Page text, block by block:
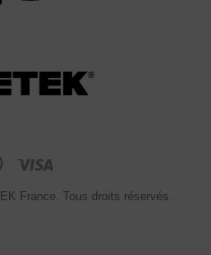
France. Tous droits réservés.